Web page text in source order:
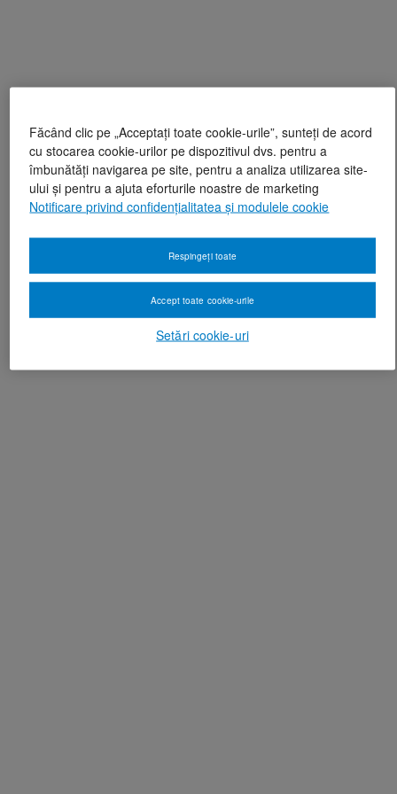
Făcând clic pe „Acceptați toate cookie-urile”, sunteți de acord
cu stocarea cookie-urilor pe dispozitivul dvs. pentru a
îmbunătăți navigarea pe site, pentru a analiza utilizarea site-
ului și pentru a ajuta eforturile noastre de marketing
Notificare privind confidențialitatea și modulele cookie
Setări cookie-uri
Respingeți toate
Accept toate cookie-urile